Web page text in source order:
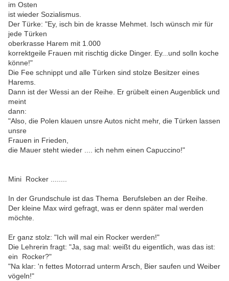
im Osten
ist wieder Sozialismus.
Der Türke: "Ey, isch bin de krasse Mehmet. Isch wünsch mir für
jede Türken
oberkrasse Harem mit 1.000
korrektgeile Frauen mit rischtig dicke Dinger. Ey...und solln koche
könne!"
Die Fee schnippt und alle Türken sind stolze Besitzer eines
Harems.
Dann ist der Wessi an der Reihe. Er grübelt einen Augenblick und
meint
dann:
"Also, die Polen klauen unsre Autos nicht mehr, die Türken lassen
unsre
Frauen in Frieden,
die Mauer steht wieder .... ich nehm einen Capuccino!"
Mini Rocker ........
In der Grundschule ist das Thema Berufsleben an der Reihe.
Der kleine Max wird gefragt, was er denn später mal werden
möchte.
Er ganz stolz: "Ich will mal ein Rocker werden!"
Die Lehrerin fragt: "Ja, sag mal: weißt du eigentlich, was das ist:
ein Rocker?"
"Na klar: 'n fettes Motorrad unterm Arsch, Bier saufen und Weiber
vögeln!"